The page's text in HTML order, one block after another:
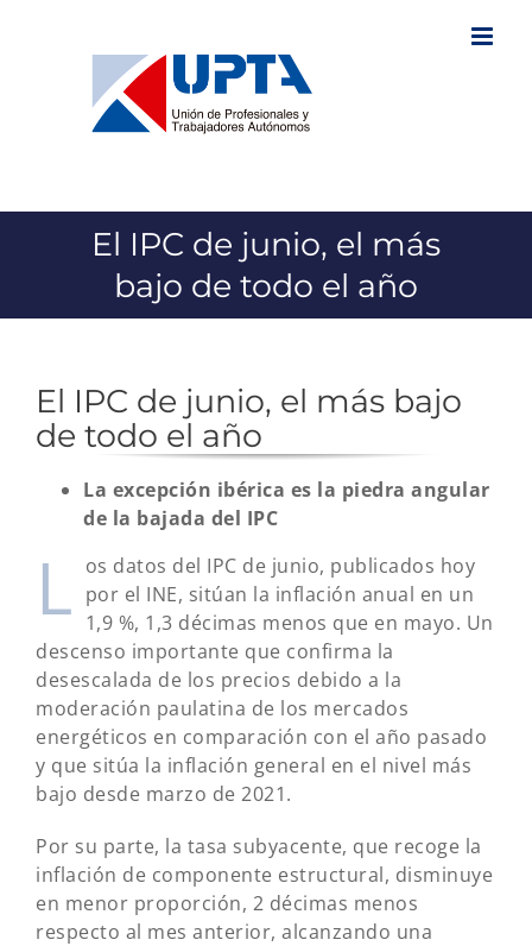
El IPC de junio, el más
bajo de todo el año
El IPC de junio, el más bajo
de todo el año
La excepción ibérica es la piedra angular
de la bajada del IPC
L os datos del IPC de junio, publicados hoy
por el INE, sitúan la inflación anual en un
1,9 %, 1,3 décimas menos que en mayo. Un
descenso importante que confirma la
desescalada de los precios debido a la
moderación paulatina de los mercados
energéticos en comparación con el año pasado
y que sitúa la inflación general en el nivel más
bajo desde marzo de 2021.
Por su parte, la tasa subyacente, que recoge la
inflación de componente estructural, disminuye
en menor proporción, 2 décimas menos
respecto al mes anterior, alcanzando una